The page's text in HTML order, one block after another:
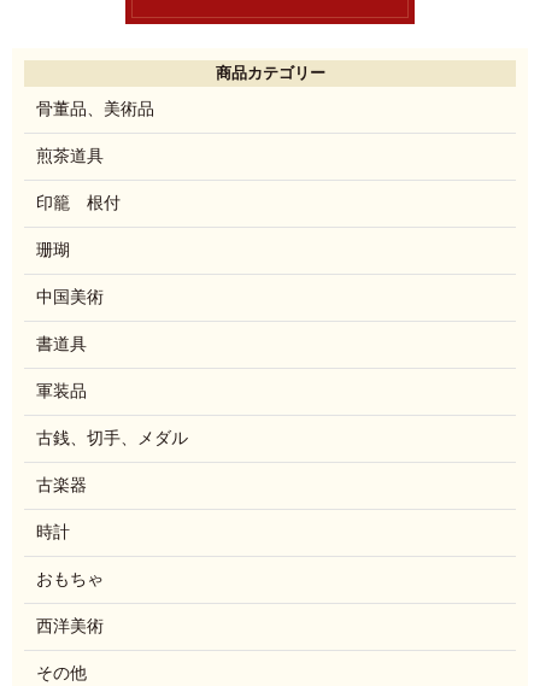
商品カテゴリー
骨董品、美術品
煎茶道具
印籠 根付
珊瑚
中国美術
書道具
軍装品
古銭、切手、メダル
古楽器
時計
おもちゃ
西洋美術
その他